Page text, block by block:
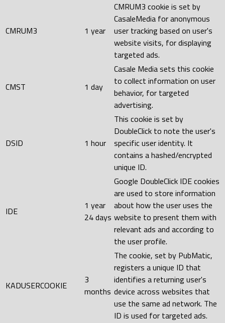
CMRUM3 1 year
CMRUM3 cookie is set by
CasaleMedia for anonymous
user tracking based on user's
website visits, for displaying
targeted ads.
CMST 1 day
Casale Media sets this cookie
to collect information on user
behavior, for targeted
advertising.
DSID 1 hour
This cookie is set by
DoubleClick to note the user's
specific user identity. It
contains a hashed/encrypted
unique ID.
IDE
1 year
24 days
Google DoubleClick IDE cookies
are used to store information
about how the user uses the
website to present them with
relevant ads and according to
the user profile.
KADUSERCOOKIE
3
months
The cookie, set by PubMatic,
registers a unique ID that
identifies a returning user's
device across websites that
use the same ad network. The
ID is used for targeted ads.